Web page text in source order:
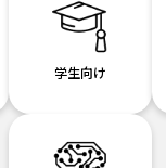
学生向け